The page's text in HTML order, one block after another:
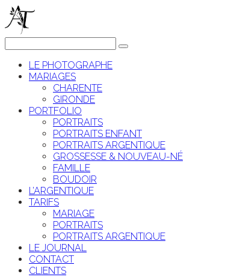
LE PHOTOGRAPHE
MARIAGES
CHARENTE
GIRONDE
PORTFOLIO
PORTRAITS
PORTRAITS ENFANT
PORTRAITS ARGENTIQUE
GROSSESSE & NOUVEAU-NÉ
FAMILLE
BOUDOIR
L’ARGENTIQUE
TARIFS
MARIAGE
PORTRAITS
PORTRAITS ARGENTIQUE
LE JOURNAL
CONTACT
CLIENTS